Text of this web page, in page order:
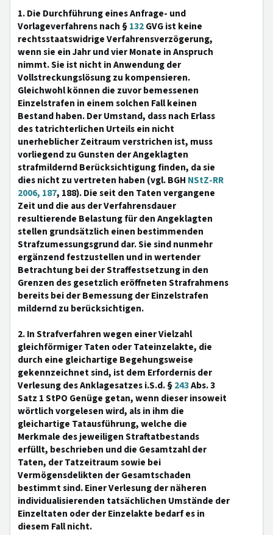
1. Die Durchführung eines Anfrage- und
Vorlageverfahrens nach §132GVG ist keine
rechtsstaatswidrige Verfahrensverzögerung,
wenn sie ein Jahr und vier Monate in Anspruch
nimmt. Sie ist nicht in Anwendung der
Vollstreckungslösung zu kompensieren.
Gleichwohl können die zuvor bemessenen
Einzelstrafen in einem solchen Fall keinen
Bestand haben. Der Umstand, dass nach Erlass
des tatrichterlichen Urteils ein nicht
unerheblicher Zeitraum verstrichen ist, muss
vorliegend zu Gunsten der Angeklagten
strafmildernd Berücksichtigung finden, da sie
dies nicht zu vertreten haben (vgl. BGH NStZ-RR
2006, 187, 188). Die seit den Taten vergangene
Zeit und die aus der Verfahrensdauer
resultierende Belastung für den Angeklagten
stellen grundsätzlich einen bestimmenden
Strafzumessungsgrund dar. Sie sind nunmehr
ergänzend festzustellen und in wertender
Betrachtung bei der Straffestsetzung in den
Grenzen des gesetzlich eröffneten Strafrahmens
bereits bei der Bemessung der Einzelstrafen
mildernd zu berücksichtigen.
2. In Strafverfahren wegen einer Vielzahl
gleichförmiger Taten oder Tateinzelakte, die
durch eine gleichartige Begehungsweise
gekennzeichnet sind, ist dem Erfordernis der
Verlesung des Anklagesatzes i.S.d. §243Abs. 3
Satz 1 StPO Genüge getan, wenn dieser insoweit
wörtlich vorgelesen wird, als in ihm die
gleichartige Tatausführung, welche die
Merkmale des jeweiligen Straftatbestands
erfüllt, beschrieben und die Gesamtzahl der
Taten, der Tatzeitraum sowie bei
Vermögensdelikten der Gesamtschaden
bestimmt sind. Einer Verlesung der näheren
individualisierenden tatsächlichen Umstände der
Einzeltaten oder der Einzelakte bedarf es in
diesem Fall nicht.